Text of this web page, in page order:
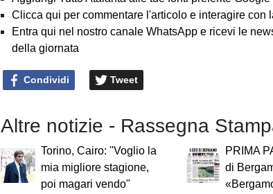
Clicca qui per commentare l'articolo e interagire con
Entra qui nel nostro canale WhatsApp e ricevi le
della giornata
Condividi Tweet
Altre notizie - Rassegna
Torino, Cairo: "Voglio la
mia migliore stagione,
poi magari vendo"
PRIMA
di